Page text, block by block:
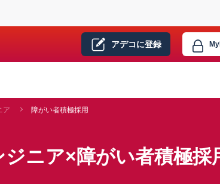
アデコに登録
ア 障がい者積極採用
ジニア×障がい者積極採